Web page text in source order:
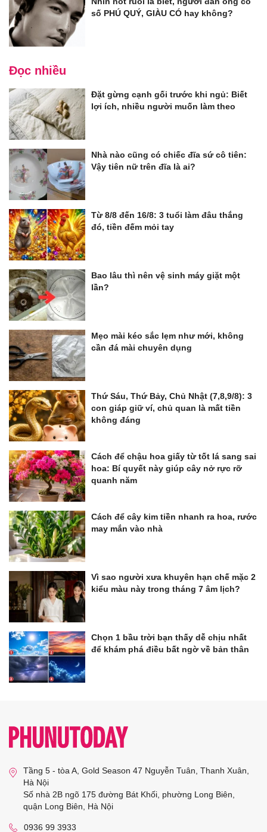
số PHÚ QUÝ, GIÀU CÓ hay không?
Đọc nhiều
Đặt gừng cạnh gối trước khi ngủ: Biết
lợi ích, nhiều người muốn làm theo
Nhà nào cũng có chiếc đĩa sứ cô tiên:
Vậy tiên nữ trên đĩa là ai?
Từ 8/8 đến 16/8: 3 tuổi làm đâu thắng
đó, tiền đếm mỏi tay
Bao lâu thì nên vệ sinh máy giặt một
lần?
Mẹo mài kéo sắc lẹm như mới, không
cần đá mài chuyên dụng
Thứ Sáu, Thứ Bảy, Chủ Nhật (7,8,9/8): 3
con giáp giữ ví, chủ quan là mất tiền
không đáng
Cách để chậu hoa giấy từ tốt lá sang sai
hoa: Bí quyết này giúp cây nở rực rỡ
quanh năm
Cách để cây kim tiền nhanh ra hoa, rước
may mắn vào nhà
Vì sao người xưa khuyên hạn chế mặc 2
kiểu màu này trong tháng 7 âm lịch?
Chọn 1 bầu trời bạn thấy dễ chịu nhất
để khám phá điều bất ngờ về bản thân
Tầng 5 - tòa A, Gold Season 47 Nguyễn Tuân, Thanh Xuân,
Hà Nội
Số nhà 2B ngõ 175 đường Bát Khối, phường Long Biên,
quận Long Biên, Hà Nội
0936 99 3933